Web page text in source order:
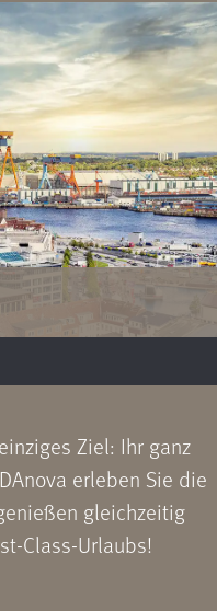
Ziel: Ihr ganz
erleben Sie die
gleichzeitig
Class-Urlaubs!